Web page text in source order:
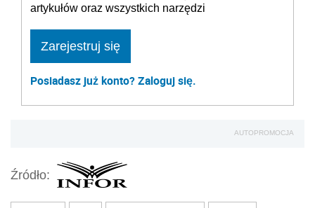
artykułów oraz wszystkich narzędzi
Zarejestruj się
Posiadasz już konto? Zaloguj się.
AUTOPROMOCJA
Źródło: